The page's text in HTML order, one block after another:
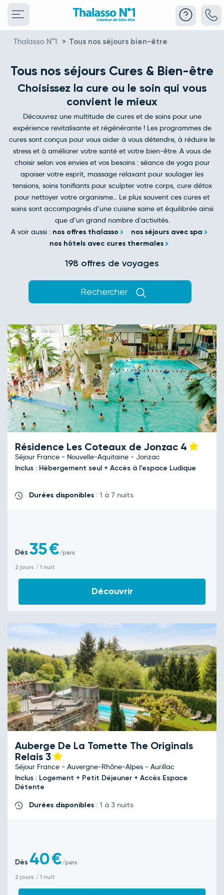
Thalasso N°1 > Tous nos séjours bien-être
Tous nos séjours Cures & Bien-être
Choisissez la cure ou le soin qui vous
convient le mieux
Découvrez une multitude de cures et de soins pour une
expérience revitalisante et régénérante ! Les programmes de
cures sont conçus pour vous aider à vous détendre, à réduire le
stress et à améliorer votre santé et votre bien-être. A vous de
choisir selon vos envies et vos besoins : séance de yoga pour
apaiser votre esprit, massage relaxant pour soulager les
tensions, soins tonifiants pour sculpter votre corps, cure détox
pour nettoyer votre organisme… Le plus souvent ces cures et
soins sont accompagnés d’une cuisine saine et équilibrée ainsi
que d’un grand nombre d'activités.
A voir aussi : nos offres thalasso
nos séjours avec spa
nos hôtels avec cures thermales
198 offres de voyages
Rechercher
Résidence Les Coteaux de Jonzac 4
Séjour France - Nouvelle-Aquitaine - Jonzac
Inclus : Hébergement seul + Accès à l'espace Ludique
Durées disponibles : 1 à 7 nuits
Dès 35€/pers
2 jours / 1 nuit
Découvrir
Auberge De La Tomette The Originals
Relais 3
Séjour France - Auvergne-Rhône-Alpes - Aurillac
Inclus : Logement + Petit Déjeuner + Accès Espace
Détente
Durées disponibles : 1 à 3 nuits
Dès 40€/pers
2 jours / 1 nuit